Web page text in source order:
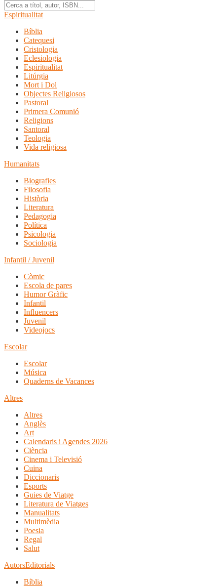
Espiritualitat
Bíblia
Catequesi
Cristologia
Eclesiologia
Espiritualitat
Litúrgia
Mort i Dol
Objectes Religiosos
Pastoral
Primera Comunió
Religions
Santoral
Teologia
Vida religiosa
Humanitats
Biografies
Filosofia
Història
Literatura
Pedagogia
Política
Psicologia
Sociologia
Infantil / Juvenil
Còmic
Escola de pares
Humor Gràfic
Infantil
Influencers
Juvenil
Videojocs
Escolar
Escolar
Música
Quaderns de Vacances
Altres
Altres
Anglès
Art
Calendaris i Agendes 2026
Ciència
Cinema i Televisió
Cuina
Diccionaris
Esports
Guies de Viatge
Literatura de Viatges
Manualitats
Multimèdia
Poesia
Regal
Salut
AutorsEditorials
Bíblia